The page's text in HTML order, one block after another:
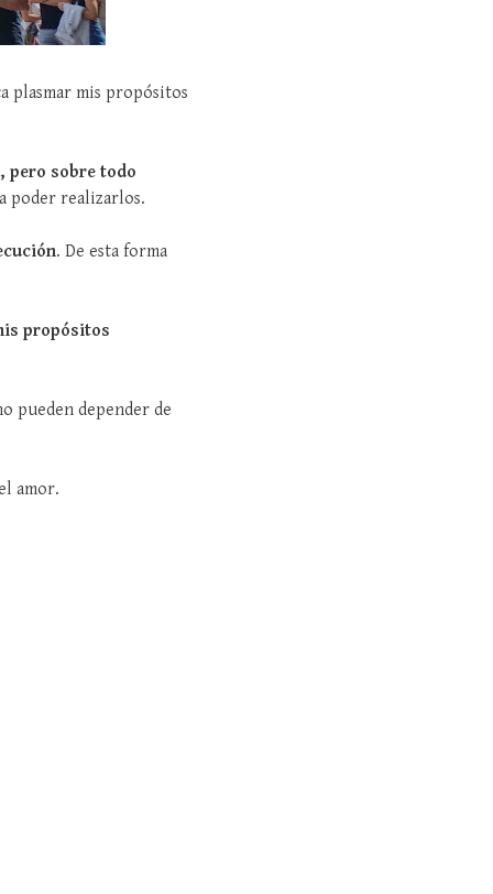
plasmar mis propósitos
pero sobre todo
poder realizarlos.
. De esta forma
propósitos
pueden depender de
amor.